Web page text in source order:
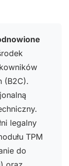
(B2C).
legalny
TPM
do